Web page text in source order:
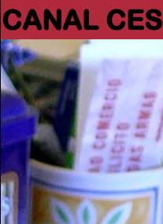
CANAL CES